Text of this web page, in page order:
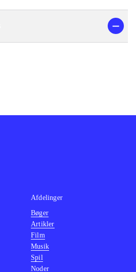
Afdelinger
Bøger
Artikler
Film
Musik
Spil
Noder